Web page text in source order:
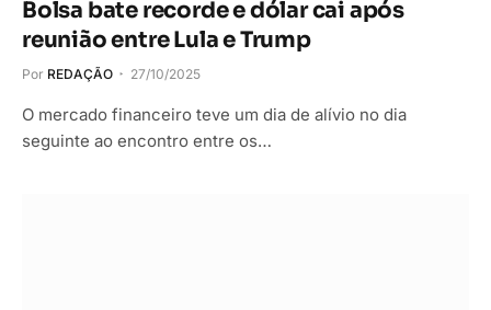
Bolsa bate recorde e dólar cai após
reunião entre Lula e Trump
Por REDAÇÃO 27/10/2025
O mercado financeiro teve um dia de alívio no dia
seguinte ao encontro entre os…